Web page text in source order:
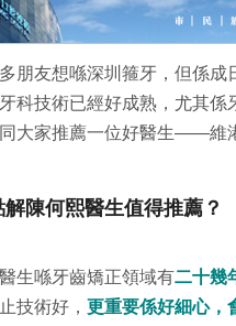
朋友想喺深圳箍牙，但係成
科技術已經好成熟，尤其係
大家推薦一位好醫生——維
解陳何熙醫生值得推薦？
生喺牙齒矯正領域有二十幾
技術好， 更重要係好細心，